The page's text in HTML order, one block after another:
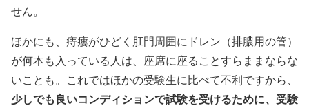
せん。
ほかにも、痔瘻がひどく肛門周囲にドレン（排膿用の管）
が何本も入っている人は、座席に座ることすらままならな
いことも。これではほかの受験生に比べて不利ですから、
少しでも良いコンディションで試験を受けるために、受験